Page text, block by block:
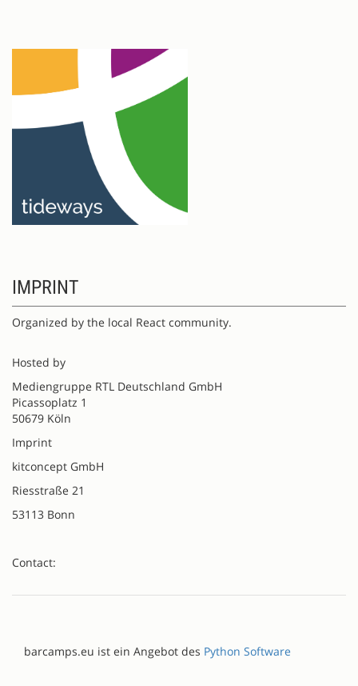
IMPRINT
Organized by the local React community.
Hosted by
Mediengruppe RTL Deutschland GmbH
Picassoplatz 1
50679 Köln
Imprint
kitconcept GmbH
Riesstraße 21
53113 Bonn
Contact:
barcamps.eu ist ein Angebot des Python Software